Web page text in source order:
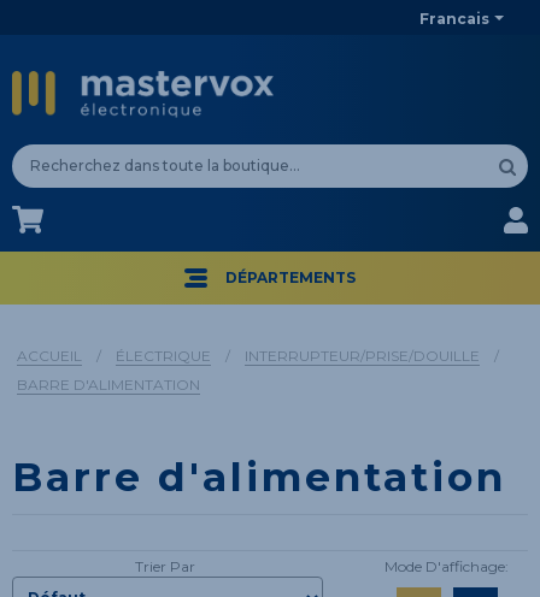
Francais
CA$
DÉPARTEMENTS
ACCUEIL / ÉLECTRIQUE / INTERRUPTEUR/PRISE/DOUILLE
/
BARRE D'ALIMENTATION
Barre d'alimentation
Trier Par Mode D'affichage: